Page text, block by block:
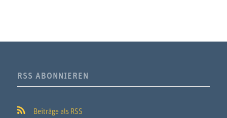
RSS ABONNIEREN
Beiträge als RSS